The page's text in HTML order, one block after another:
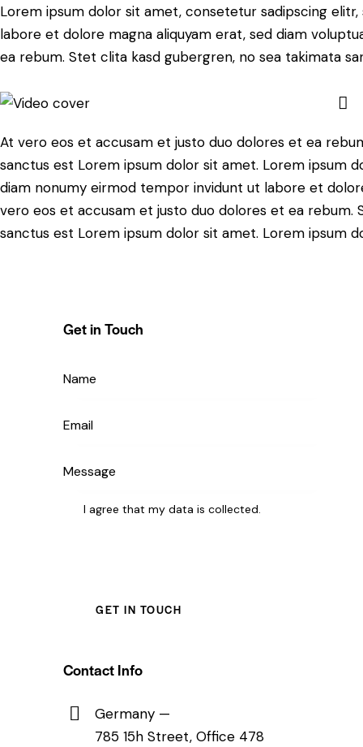
Lorem ipsum dolor sit amet, consetetur sadipscing
labore et dolore magna aliquyam erat, sed diam
ea rebum. Stet clita kasd gubergren, no sea takimata
At vero eos et accusam et justo duo dolores et ea
sanctus est Lorem ipsum dolor sit amet. Lorem ipsum
diam nonumy eirmod tempor invidunt ut labore et
vero eos et accusam et justo duo dolores et ea rebum.
sanctus est Lorem ipsum dolor sit amet. Lorem ipsum
Get in Touch
I agree that my data iscollected.
Contact Info
Germany —
785 15h Street, Office 478